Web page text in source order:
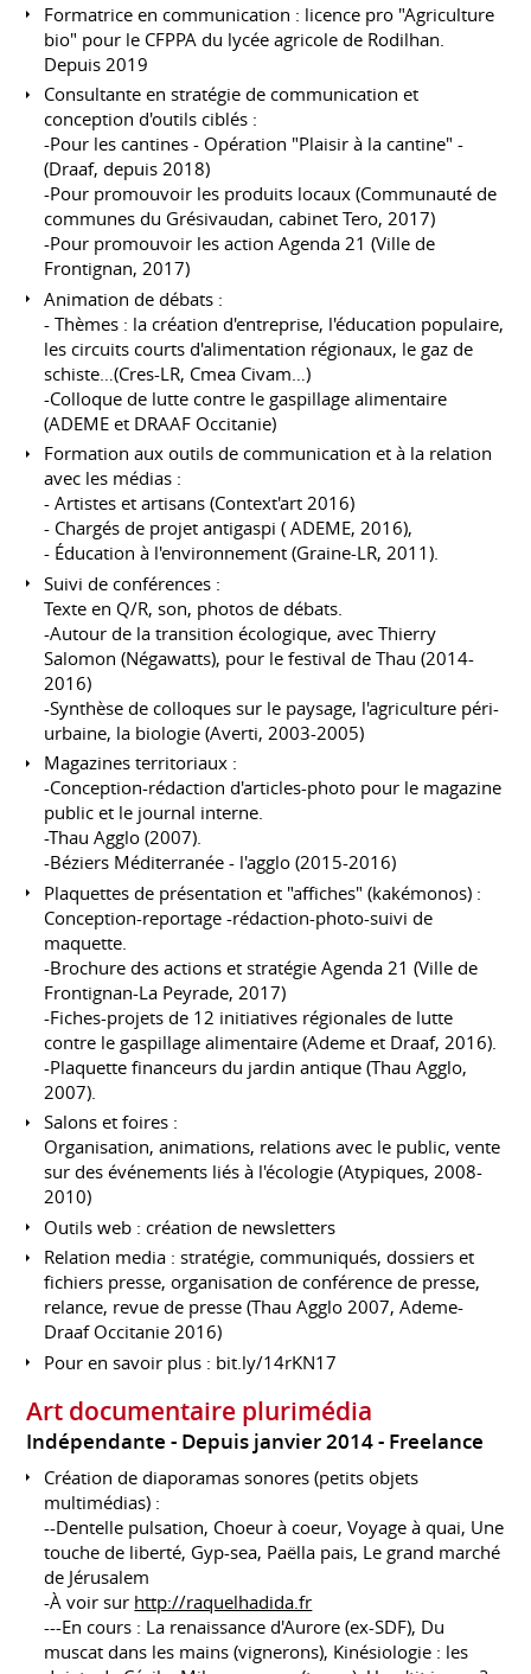
Formatrice en communication : licence pro "Agriculture
bio" pour le CFPPA du lycée agricole de Rodilhan.
Depuis 2019
Consultante en stratégie de communication et
conception d'outils ciblés :
-Pour les cantines - Opération "Plaisir à la cantine" -
(Draaf, depuis 2018)
-Pour promouvoir les produits locaux (Communauté de
communes du Grésivaudan, cabinet Tero, 2017)
-Pour promouvoir les action Agenda 21 (Ville de
Frontignan, 2017)
Animation de débats :
- Thèmes : la création d'entreprise, l'éducation populaire,
les circuits courts d'alimentation régionaux, le gaz de
schiste…(Cres-LR, Cmea Civam…)
-Colloque de lutte contre le gaspillage alimentaire
(ADEME et DRAAF Occitanie)
Formation aux outils de communication et à la relation
avec les médias :
- Artistes et artisans (Context'art 2016)
- Chargés de projet antigaspi ( ADEME, 2016),
- Éducation à l'environnement (Graine-LR, 2011).
Suivi de conférences :
Texte en Q/R, son, photos de débats.
-Autour de la transition écologique, avec Thierry
Salomon (Négawatts), pour le festival de Thau (2014-
2016)
-Synthèse de colloques sur le paysage, l'agriculture péri-
urbaine, la biologie (Averti, 2003-2005)
Magazines territoriaux :
-Conception-rédaction d'articles-photo pour le magazine
public et le journal interne.
-Thau Agglo (2007).
-Béziers Méditerranée - l'agglo (2015-2016)
Plaquettes de présentation et "affiches" (kakémonos) :
Conception-reportage -rédaction-photo-suivi de
maquette.
-Brochure des actions et stratégie Agenda 21 (Ville de
Frontignan-La Peyrade, 2017)
-Fiches-projets de 12 initiatives régionales de lutte
contre le gaspillage alimentaire (Ademe et Draaf, 2016).
-Plaquette financeurs du jardin antique (Thau Agglo,
2007).
Salons et foires :
Organisation, animations, relations avec le public, vente
sur des événements liés à l'écologie (Atypiques, 2008-
2010)
Outils web : création de newsletters
Relation media : stratégie, communiqués, dossiers et
fichiers presse, organisation de conférence de presse,
relance, revue de presse (Thau Agglo 2007, Ademe-
Draaf Occitanie 2016)
Pour en savoir plus : bit.ly/14rKN17
Art documentaire plurimédia
Indépendante Depuis janvier 2014 Freelance
Création de diaporamas sonores (petits objets
multimédias) :
--Dentelle pulsation, Choeur à coeur, Voyage à quai, Une
touche de liberté, Gyp-sea, Paëlla pais, Le grand marché
de Jérusalem
-À voir sur http://raquelhadida.fr
---En cours : La renaissance d'Aurore (ex-SDF), Du
muscat dans les mains (vignerons), Kinésiologie : les